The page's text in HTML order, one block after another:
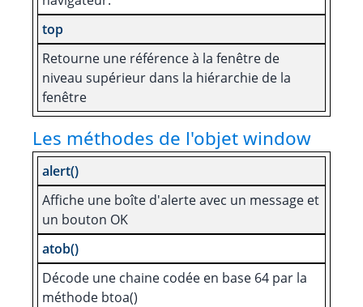
top
Retourne une référence à la fenêtre de
niveau supérieur dans la hiérarchie de la
fenêtre
Les méthodes de l'objet window
alert()
Affiche une boîte d'alerte avec un message et
un bouton OK
atob()
Décode une chaine codée en base 64 par la
méthode btoa()